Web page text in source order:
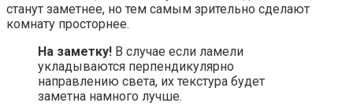
станут заметнее, но тем самым зрительно сделают
комнату просторнее.
На заметку! В случае если ламели
укладываются перпендикулярно
направлению света, их текстура будет
заметна намного лучше.